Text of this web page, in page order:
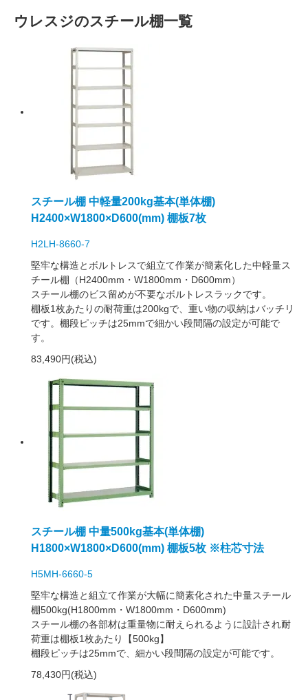
ウレスジのスチール棚一覧
スチール棚 中軽量200kg基本(単体棚)
H2400×W1800×D600(mm) 棚板7枚
H2LH-8660-7
堅牢な構造とボルトレスで組立て作業が簡素化した中軽量ス
チール棚（H2400mm・W1800mm・D600mm）
スチール棚のビス留めが不要なボルトレスラックです。
棚板1枚あたりの耐荷重は200kgで、重い物の収納はバッチリ
です。棚段ピッチは25mmで細かい段間隔の設定が可能で
す。
83,490円(税込)
スチール棚 中量500kg基本(単体棚)
H1800×W1800×D600(mm) 棚板5枚 ※柱芯寸法
H5MH-6660-5
堅牢な構造と組立て作業が大幅に簡素化された中量スチール
棚500kg(H1800mm・W1800mm・D600mm)
スチール棚の各部材は重量物に耐えられるように設計され耐
荷重は棚板1枚あたり【500kg】
棚段ピッチは25mmで、細かい段間隔の設定が可能です。
78,430円(税込)